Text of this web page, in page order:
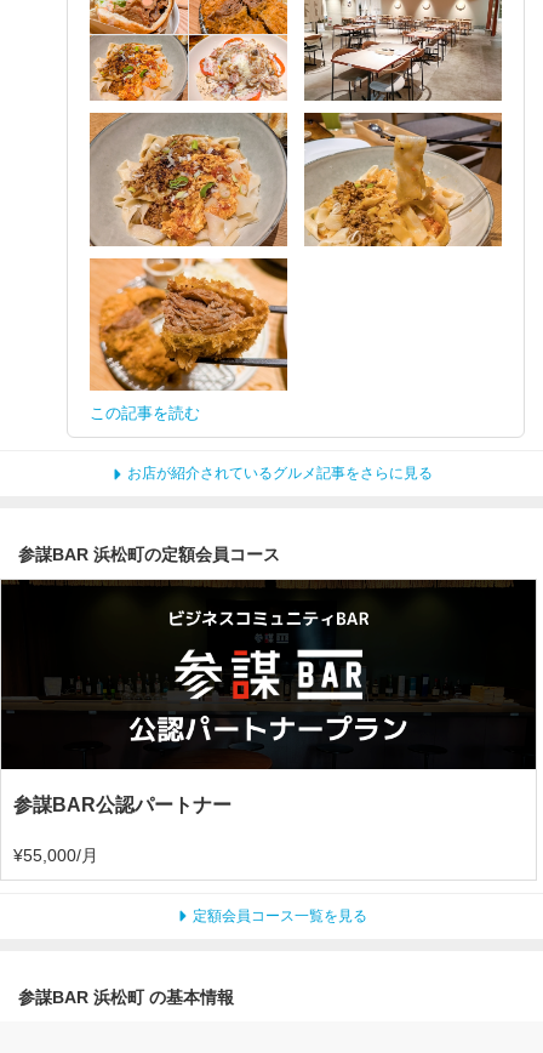
この記事を読む
お店が紹介されているグルメ記事をさらに見る
参謀BAR 浜松町の定額会員コース
参謀BAR公認パートナー
¥55,000/月
定額会員コース一覧を見る
参謀BAR 浜松町 の基本情報